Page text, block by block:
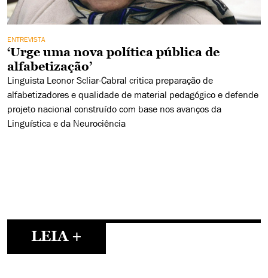
ENTREVISTA
‘Urge uma nova política pública de
alfabetização’
Linguista Leonor Scliar-Cabral critica preparação de
alfabetizadores e qualidade de material pedagógico e defende
projeto nacional construído com base nos avanços da
Linguística e da Neurociência
LEIA +